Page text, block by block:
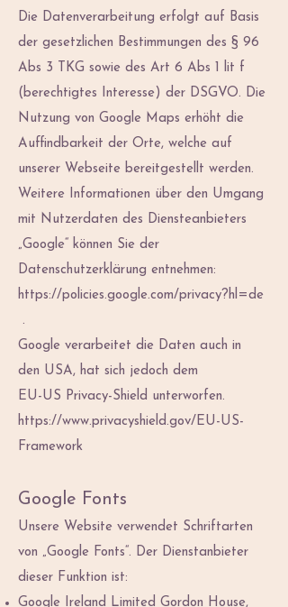
Die Datenverarbeitung erfolgt auf Basis
der gesetzlichen Bestimmungen des § 96
Abs 3 TKG sowie des Art 6 Abs 1 lit f
(berechtigtes Interesse) der DSGVO. Die
Nutzung von Google Maps erhöht die
Auffindbarkeit der Orte, welche auf
unserer Webseite bereitgestellt werden.
Weitere Informationen über den Umgang
mit Nutzerdaten des Diensteanbieters
„Google“ können Sie der
Datenschutzerklärung entnehmen:
https://policies.google.com/privacy?hl=de
.
Google verarbeitet die Daten auch in
den USA, hat sich jedoch dem
EU-US Privacy-Shield unterworfen.
https://www.privacyshield.gov/EU-US-
Framework
Google Fonts
Unsere Website verwendet Schriftarten
von „Google Fonts“. Der Dienstanbieter
dieser Funktion ist:
Google Ireland Limited Gordon House,